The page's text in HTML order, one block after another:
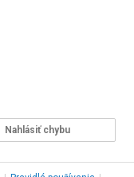
Nahlásiť chybu